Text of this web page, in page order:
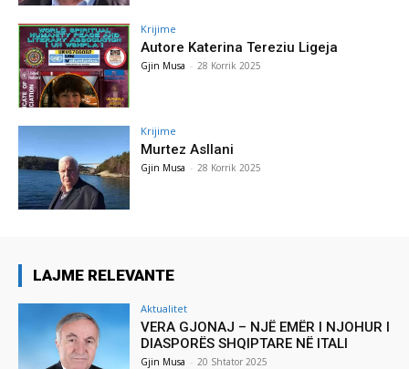
Krijime
Autore Katerina Tereziu Ligeja
Gjin Musa - 28 Korrik 2025
Krijime
Murtez Asllani
Gjin Musa - 28 Korrik 2025
LAJME RELEVANTE
Aktualitet
VERA GJONAJ – NJË EMËR I NJOHUR I
DIASPORËS SHQIPTARE NË ITALI
Gjin Musa - 20 Shtator 2025